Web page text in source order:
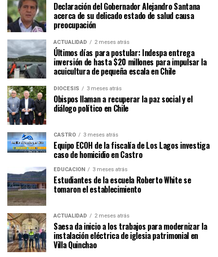
Declaración del Gobernador Alejandro Santana
acerca de su delicado estado de salud causa
preocupación
ACTUALIDAD 2 meses atrás
Últimos días para postular: Indespa entrega
inversión de hasta $20 millones para impulsar la
acuicultura de pequeña escala en Chile
DIÓCESIS 3 meses atrás
Obispos llaman a recuperar la paz social y el
diálogo político en Chile
CASTRO 3 meses atrás
Equipo ECOH de la fiscalía de Los Lagos investiga
caso de homicidio en Castro
EDUCACIÓN 3 meses atrás
Estudiantes de la escuela Roberto White se
tomaron el establecimiento
ACTUALIDAD 2 meses atrás
Saesa da inicio a los trabajos para modernizar la
instalación eléctrica de iglesia patrimonial en
Villa Quinchao